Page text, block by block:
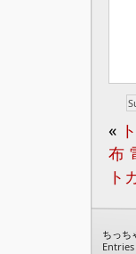
«
布
ト
ちっち
Entries